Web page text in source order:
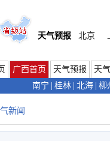
天气预报 北京
广西首页 天气预报
天
南宁
桂林 北海 柳
新闻